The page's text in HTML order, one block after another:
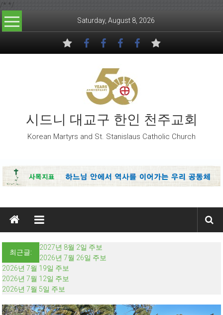
/* */
Skip to content
Saturday, August 8, 2026
시드니 대교구 한인 천주교회
Korean Martyrs and St. Stanislaus Catholic Church
최근글:
2027년 8월 2일 주보
2026년 7월 26일 주보
2026년 7월 19일 주보
2026년 7월 12일 주보
2026년 7월 5일 주보